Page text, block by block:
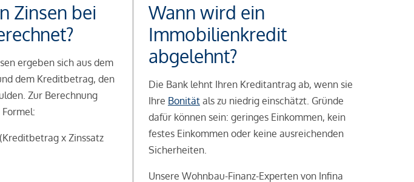
Zinsen bei
ergeben sich aus dem
dem Kreditbetrag, den
Zur Berechnung
x Zinssatz
Wann wird ein
Immobilienkredit
abgelehnt?
Die Bank lehnt Ihren Kreditantrag ab, wenn sie
Ihre Bonitätals zu niedrig einschätzt. Gründe
dafür können sein: geringes Einkommen, kein
festes Einkommen oder keine ausreichenden
Sicherheiten.
Unsere Wohnbau-Finanz-Experten von Infina